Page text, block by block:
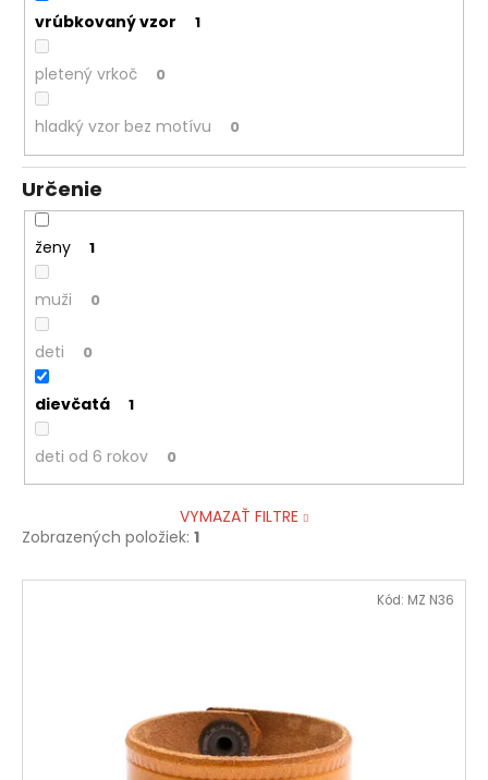
vrúbkovaný vzor 1
pletený vrkoč 0
hladký vzor bez motívu 0
Určenie
ženy 1
muži 0
deti 0
dievčatá 1
deti od 6 rokov 0
VYMAZAŤ FILTRE
Zobrazených položiek: 1
V Kód: MZ N36